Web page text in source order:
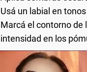
Usá un labial en
Marcá el contorno de
intensidad en los